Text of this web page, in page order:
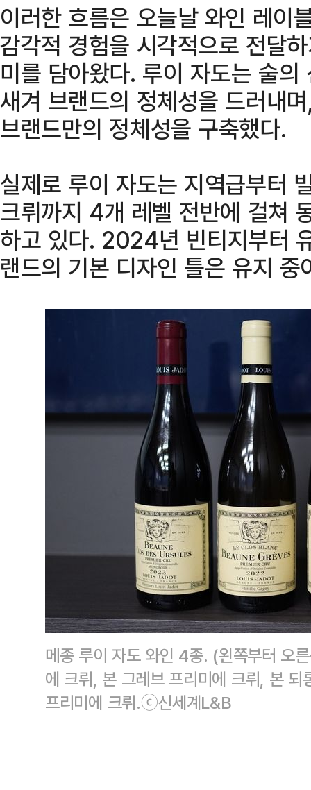
이러한 흐름은 오늘날 와인 레이
감각적 경험을 시각적으로 전달
미를 담아왔다. 루이 자도는 술의
새겨 브랜드의 정체성을 드러내
브랜드만의 정체성을 구축했다.
실제로 루이 자도는 지역급부터
크뤼까지 4개 레벨 전반에 걸쳐
하고 있다. 2024년 빈티지부터
랜드의 기본 디자인 틀은 유지 중
메종 루이 자도 와인 4종. (왼쪽부터 오
에 크뤼, 본 그레브 프리미에 크뤼, 본
프리미에 크뤼.ⓒ신세계L&B